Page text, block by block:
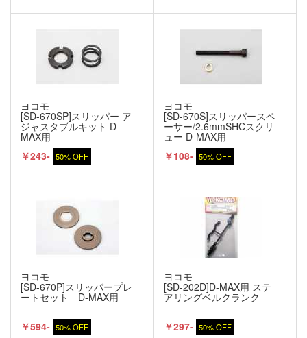
ヨコモ
[SD-670SP]スリッパー ア
ジャスタブルキット D-
MAX用
￥243- 50% OFF
ヨコモ
[SD-670S]スリッパースペ
ーサー/2.6mmSHCスクリ
ュー D-MAX用
￥108- 50% OFF
ヨコモ
[SD-670P]スリッパープレ
ートセット D-MAX用
￥594- 50% OFF
ヨコモ
[SD-202D]D-MAX用 ステ
アリングベルクランク
￥297- 50% OFF